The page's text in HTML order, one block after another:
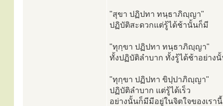
"สุขา ปฏิปทา ทนฺธาภิญฺญา"
ปฏิบัติสะดวกแต่รู้ได้ช้านั้นก็มี
"ทุกฺขา ปฏิปทา ทนฺธาภิญฺญา"
ทั้งปฏิบัติลำบาก ทั้งรู้ได้ช้าอย่าง
"ทุกฺขา ปฏิปทา ขิปฺปาภิญฺญา"
ปฏิบัติลำบาก แต่รู้ได้เร็ว
อย่างนั้นก็มีมีอยู่ในจิตใจของเรา